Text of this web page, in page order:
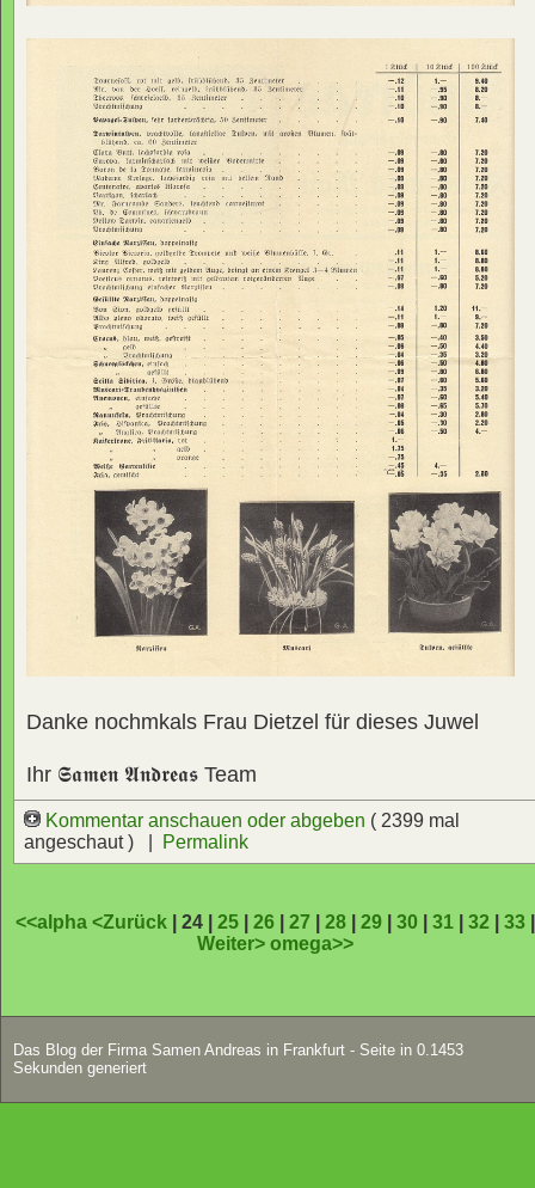
Danke nochmkals Frau Dietzel für dieses Juwel
Ihr 𝕾𝖆𝖒𝖊𝖓 𝕬𝖓𝖉𝖗𝖊𝖆𝖘 Team
Kommentar anschauen oder abgeben ( 2399 mal
angeschaut ) |
Permalink
<<alpha<Zurück | 24 |25 |26 |27 |28 |29 |30 |31 |32 |33
Weiter>omega>>
Das Blog der Firma Samen Andreas in Frankfurt - Seite in 0.1453
Sekunden generiert